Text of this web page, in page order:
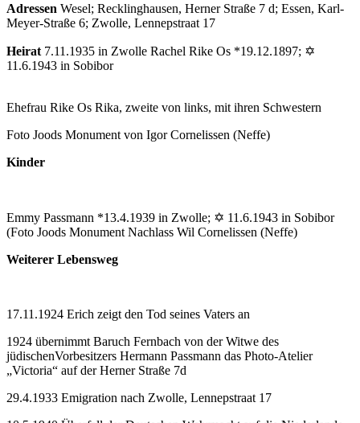
Adressen Wesel; Recklinghausen, Herner Straße 7 d; Essen, Karl-
Meyer-Straße 6; Zwolle, Lennepstraat 17
Heirat 7.11.1935 in Zwolle Rachel Rike Os *19.12.1897; ✡
11.6.1943 in Sobibor
Ehefrau Rike Os Rika, zweite von links, mit ihren Schwestern
Foto Joods Monument von Igor Cornelissen (Neffe)
Kinder
Emmy Passmann *13.4.1939 in Zwolle; ✡ 11.6.1943 in Sobibor
(Foto Joods Monument Nachlass Wil Cornelissen (Neffe)
Weiterer Lebensweg
17.11.1924 Erich zeigt den Tod seines Vaters an
1924 übernimmt Baruch Fernbach von der Witwe des
jüdischenVorbesitzers Hermann Passmann das Photo-Atelier
„Victoria“ auf der Herner Straße 7d
29.4.1933 Emigration nach Zwolle, Lennepstraat 17